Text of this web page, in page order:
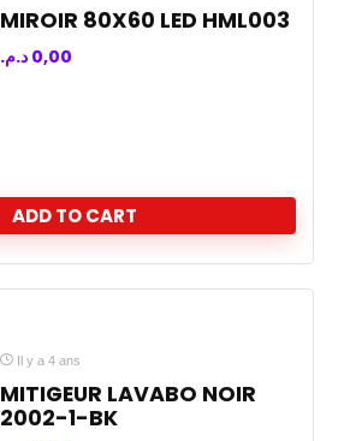
MIROIR 80X60 LED HML003
0,00 د.م.
ADD TO CART
Il y a 4 ans
MITIGEUR LAVABO NOIR
2002-1-BK